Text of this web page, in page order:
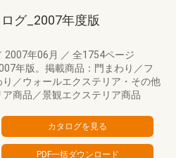
グ_2007年度版
2007年06月 ／ 全1754ページ
年版。掲載商品：門まわり／フ
／ウォールエクステリア・その他
商品／景観エクステリア商品